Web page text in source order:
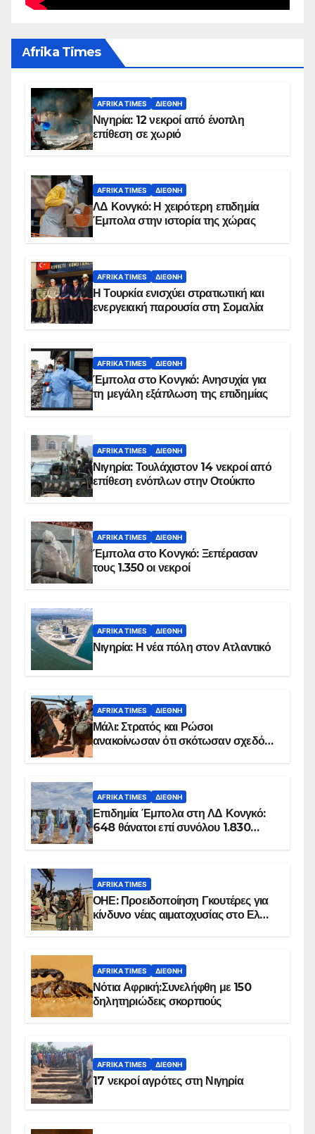
Αfrika Times
AFRIKA TIMES ΔΙΕΘΝΉ
Νιγηρία: 12 νεκροί από ένοπλη
επίθεση σε χωριό
AFRIKA TIMES ΔΙΕΘΝΉ
ΛΔ Κονγκό: Η χειρότερη επιδημία
Έμπολα στην ιστορία της χώρας
AFRIKA TIMES ΔΙΕΘΝΉ
Η Τουρκία ενισχύει στρατιωτική και
ενεργειακή παρουσία στη Σομαλία
AFRIKA TIMES ΔΙΕΘΝΉ
Έμπολα στο Κονγκό: Ανησυχία για
τη μεγάλη εξάπλωση της επιδημίας
AFRIKA TIMES ΔΙΕΘΝΉ
Νιγηρία: Τουλάχιστον 14 νεκροί από
επίθεση ενόπλων στην Οτούκπο
AFRIKA TIMES ΔΙΕΘΝΉ
Έμπολα στο Κονγκό: Ξεπέρασαν
τους 1.350 οι νεκροί
AFRIKA TIMES ΔΙΕΘΝΉ
Νιγηρία: Η νέα πόλη στον Ατλαντικό
AFRIKA TIMES ΔΙΕΘΝΉ
Μάλι: Στρατός και Ρώσοι
ανακοίνωσαν ότι σκότωσαν σχεδόν
AFRIKA TIMES ΔΙΕΘΝΉ
Επιδημία Έμπολα στη ΛΔ Κονγκό:
648 θάνατοι επί συνόλου 1.830
AFRIKA TIMES
ΟΗΕ: Προειδοποίηση Γκουτέρες για
κίνδυνο νέας αιματοχυσίας στο Ελ
AFRIKA TIMES ΔΙΕΘΝΉ
Νότια Αφρική:Συνελήφθη με 150
δηλητηριώδεις σκορπιούς
AFRIKA TIMES ΔΙΕΘΝΉ
17 νεκροί αγρότες στη Νιγηρία